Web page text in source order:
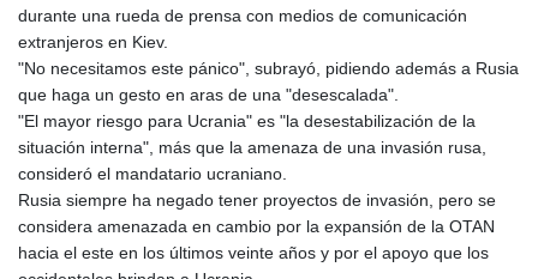
durante una rueda de prensa con medios de comunicación
extranjeros en Kiev.
"No necesitamos este pánico", subrayó, pidiendo además a Rusia
que haga un gesto en aras de una "desescalada".
"El mayor riesgo para Ucrania" es "la desestabilización de la
situación interna", más que la amenaza de una invasión rusa,
consideró el mandatario ucraniano.
Rusia siempre ha negado tener proyectos de invasión, pero se
considera amenazada en cambio por la expansión de la OTAN
hacia el este en los últimos veinte años y por el apoyo que los